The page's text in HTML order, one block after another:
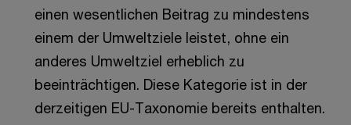
einen wesentlichen Beitrag zu mindestens
einem der Umweltziele leistet, ohne ein
anderes Umweltziel erheblich zu
beeinträchtigen. Diese Kategorie ist in der
derzeitigen EU-Taxonomie bereits enthalten.